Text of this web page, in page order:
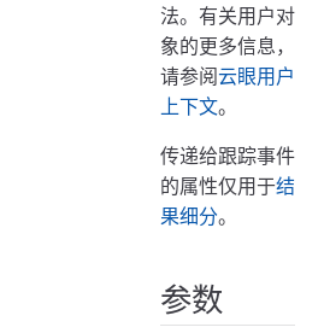
法。有关用户对
象的更多信息，
请参阅云眼用户
上下文。
传递给跟踪事件
的属性仅用于结
果细分。
参数